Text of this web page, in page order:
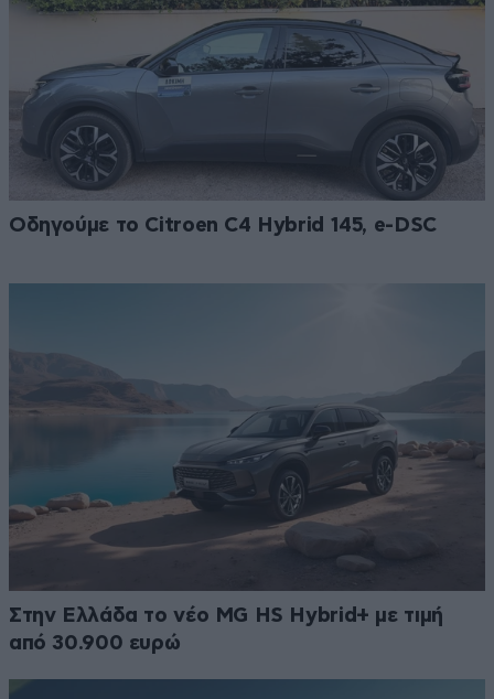
Οδηγούμε το Citroen C4 Hybrid 145, e-DSC
Στην Ελλάδα το νέο MG HS Hybrid+ με τιμή
από 30.900 ευρώ